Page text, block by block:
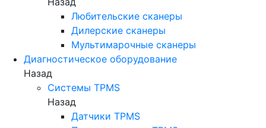
Любительские сканеры
Дилерские сканеры
Мультимарочные сканеры
Диагностическое оборудование
Назад
Системы TPMS
Назад
Датчики TPMS